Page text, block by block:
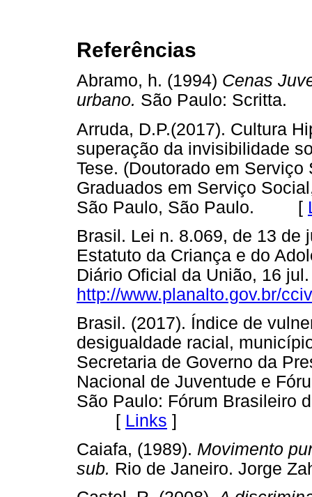
Referências
Abramo, h. (1994) Cenas
urbano. São Paulo:
Arruda, D.P.(2017). Cultura
superação da invisibilidade
Tese. (Doutorado em
Graduados em Serviço
São Paulo, São Paulo. [
Brasil. Lei n. 8.069, de 13 de
Estatuto da Criança e do
Diário Oficial da União, 16
http://www.planalto.gov.br/
Brasil. (2017). Índice de
desigualdade racial,
Secretaria de Governo da
Nacional de Juventude e
São Paulo: Fórum Brasileiro
[ Links ]
Caiafa, (1989). Movimento
sub. Rio de Janeiro.